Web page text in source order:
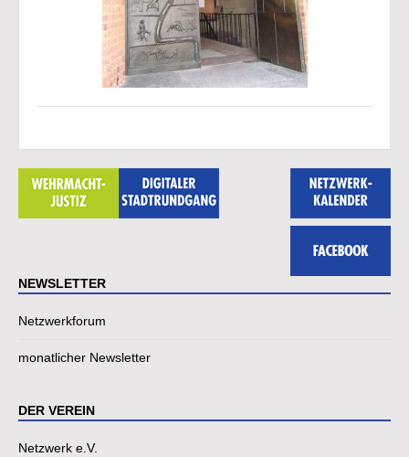
NEWSLETTER
Netzwerkforum
monatlicher Newsletter
DER VEREIN
Netzwerk e.V.